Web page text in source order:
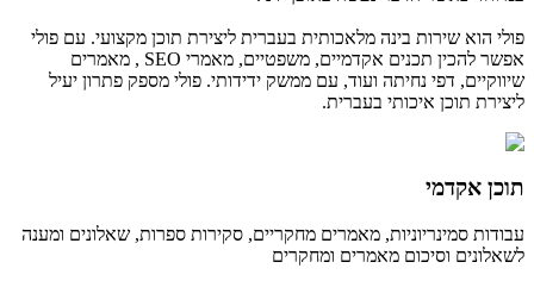
פולי הוא שירות בינה מלאכותית בעברית ליצירת תוכן מקצועי. עם פולי
אפשר להכין תכנים אקדמיים, משפטיים, מאמרי SEO , מאמרים
שיווקיים, דפי נחיתה ועוד, עם ממשק ידידותי. פולי מספק פתרון יעיל
ליצירת תוכן איכותי בעברית.
תוכן אקדמי
עבודות סמינריוניות, מאמרים מחקריים, סקירות ספרות, שאלונים ומענה
לשאלונים וסיכום מאמרים ומחקרים